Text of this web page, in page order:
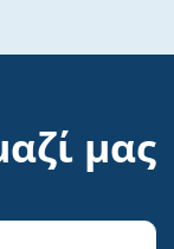
μας